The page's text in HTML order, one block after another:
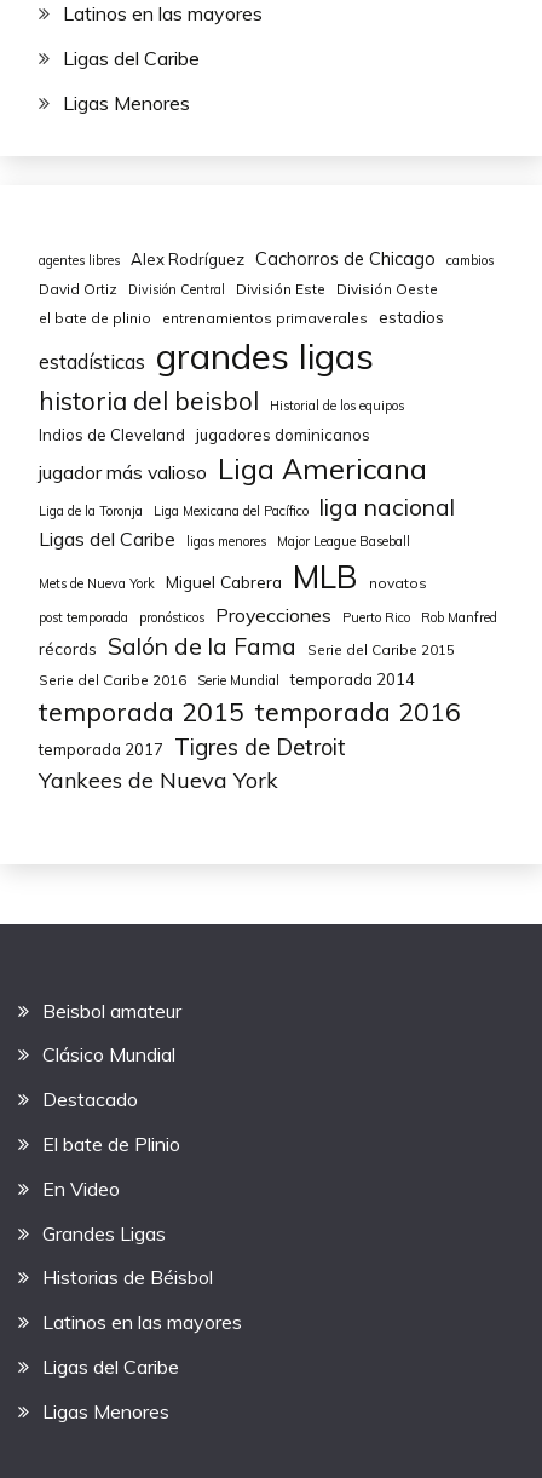
Latinos en las mayores
Ligas del Caribe
Ligas Menores
agentes libres Alex Rodríguez Cachorros de Chicago cambios
David Ortiz División Central División Este
División Oeste
el bate de plinio
entrenamientos primaverales estadios
estadísticas grandes ligas
historia del beisbol Historial de los equipos
Indios de Cleveland jugadores dominicanos
jugador más valioso Liga Americana
Liga de la Toronja Liga Mexicana del Pacífico liga nacional
Ligas del Caribe ligas menores Major League Baseball
Mets de Nueva York Miguel Cabrera MLB novatos
post temporada pronósticos Proyecciones Puerto Rico Rob Manfred
récords Salón de la Fama
Serie del Caribe 2015
Serie del Caribe 2016
Serie Mundial temporada 2014
temporada 2015 temporada 2016
temporada 2017
Tigres de Detroit
Yankees de Nueva York
Beisbol amateur
Clásico Mundial
Destacado
El bate de Plinio
En Video
Grandes Ligas
Historias de Béisbol
Latinos en las mayores
Ligas del Caribe
Ligas Menores